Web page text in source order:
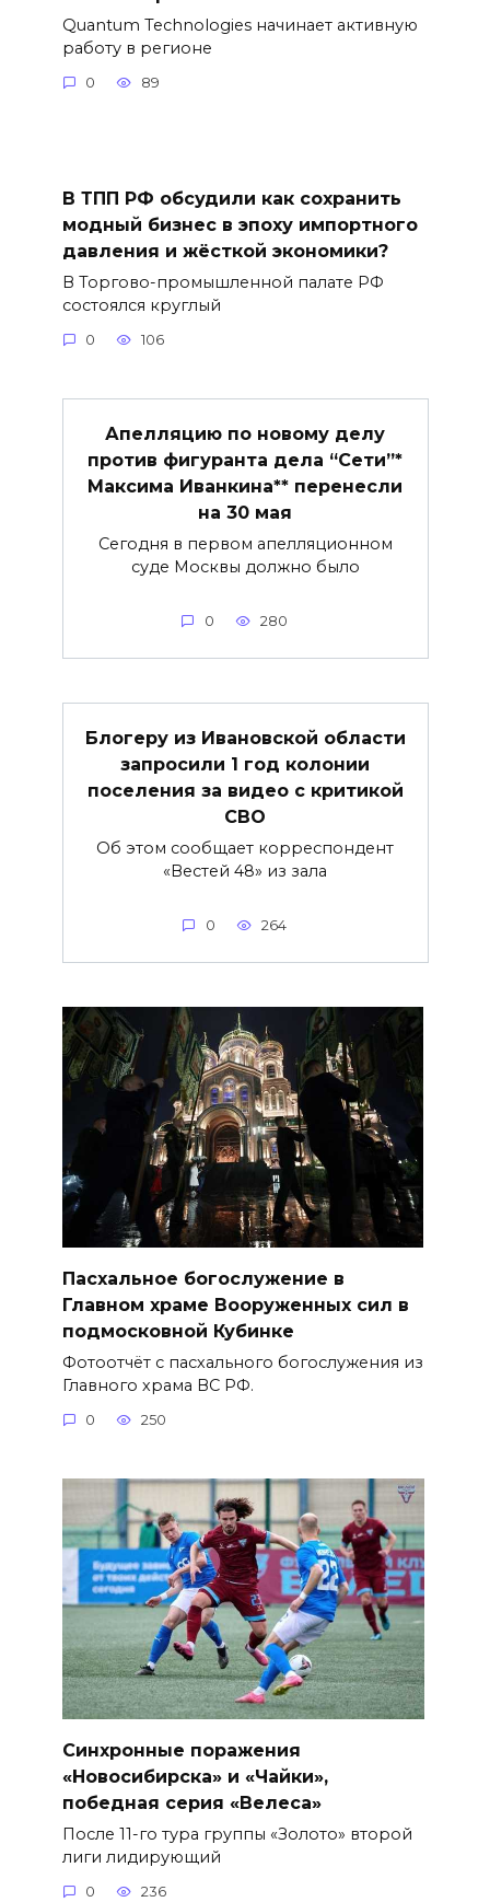
Quantum Technologies начинает активную
работу в регионе
0 89
В ТПП РФ обсудили как сохранить
модный бизнес в эпоху импортного
давления и жёсткой экономики?
В Торгово-промышленной палате РФ
состоялся круглый
0 106
Апелляцию по новому делу
против фигуранта дела “Сети”*
Максима Иванкина** перенесли
на 30 мая
Сегодня в первом апелляционном
суде Москвы должно было
0 280
Блогеру из Ивановской области
запросили 1 год колонии
поселения за видео с критикой
СВО
Об этом сообщает корреспондент
«Вестей 48» из зала
0 264
Пасхальное богослужение в
Главном храме Вооруженных сил в
подмосковной Кубинке
Фотоотчёт с пасхального богослужения из
Главного храма ВС РФ.
0 250
Синхронные поражения
«Новосибирска» и «Чайки»,
победная серия «Велеса»
После 11-го тура группы «Золото» второй
лиги лидирующий
0 236